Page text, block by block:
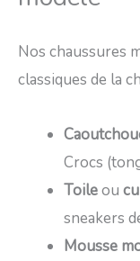
Nos chaussures
classiques de la
Crocs
Toileou
sneakers
Mousse